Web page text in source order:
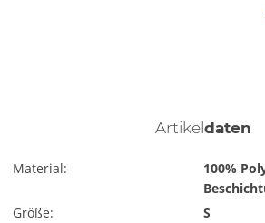
Artikel daten
Material:
100%
Größe:
S